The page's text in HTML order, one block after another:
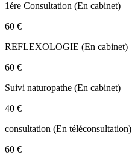
1ére Consultation (En cabinet)
60 €
REFLEXOLOGIE (En cabinet)
60 €
Suivi naturopathe (En cabinet)
40 €
consultation (En téléconsultation)
60 €